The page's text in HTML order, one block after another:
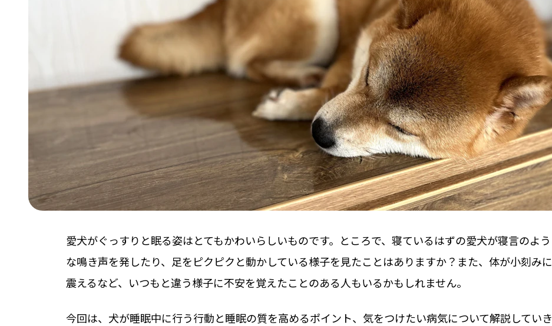
愛犬がぐっすりと眠る姿はとてもかわいらしいものです。ところで、寝ているはずの愛犬が寝言のよう
な鳴き声を発したり、足をピクピクと動かしている様子を見たことはありますか？また、体が小刻みに
震えるなど、いつもと違う様子に不安を覚えたことのある人もいるかもしれません。
今回は、犬が睡眠中に行う行動と睡眠の質を高めるポイント、気をつけたい病気について解説していき